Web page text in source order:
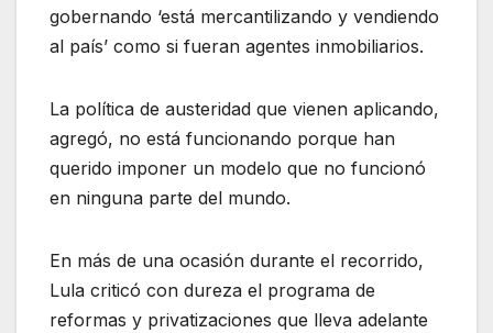
gobernando ‘está mercantilizando y vendiendo
al país’ como si fueran agentes inmobiliarios.
La política de austeridad que vienen aplicando,
agregó, no está funcionando porque han
querido imponer un modelo que no funcionó
en ninguna parte del mundo.
En más de una ocasión durante el recorrido,
Lula criticó con dureza el programa de
reformas y privatizaciones que lleva adelante